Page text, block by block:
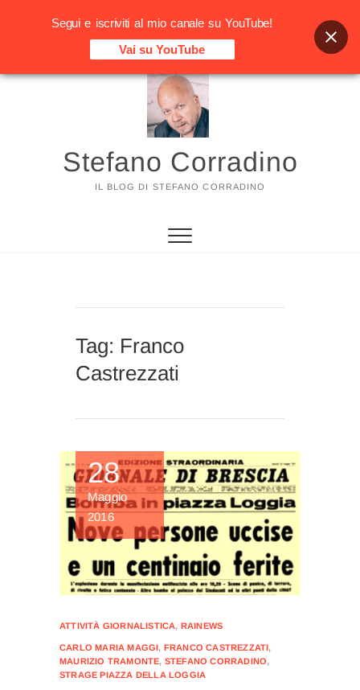
Vai
Stefano Corradino
IL BLOG DI STEFANO CORRADINO
Tag: Franco
Castrezzati
28
Maggio
2016
ATTIVITÀ GIORNALISTICA, RAINEWS
CARLO MARIA MAGGI, FRANCO CASTREZZATI,
MAURIZIO TRAMONTE, STEFANO CORRADINO,
STRAGE PIAZZA DELLA LOGGIA
Segui e iscriviti al mio canale su YouTube!
Vai su YouTube